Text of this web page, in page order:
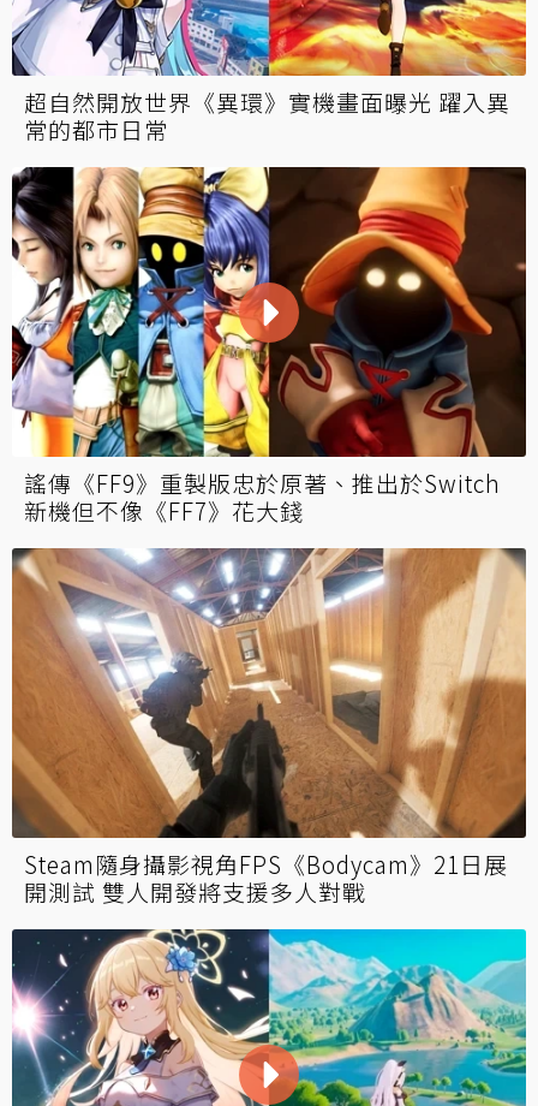
超自然開放世界《異環》實機畫面曝光 躍入異
常的都市日常
謠傳《FF9》重製版忠於原著、推出於Switch
新機但不像《FF7》花大錢
Steam隨身攝影視角FPS《Bodycam》21日展
開測試 雙人開發將支援多人對戰